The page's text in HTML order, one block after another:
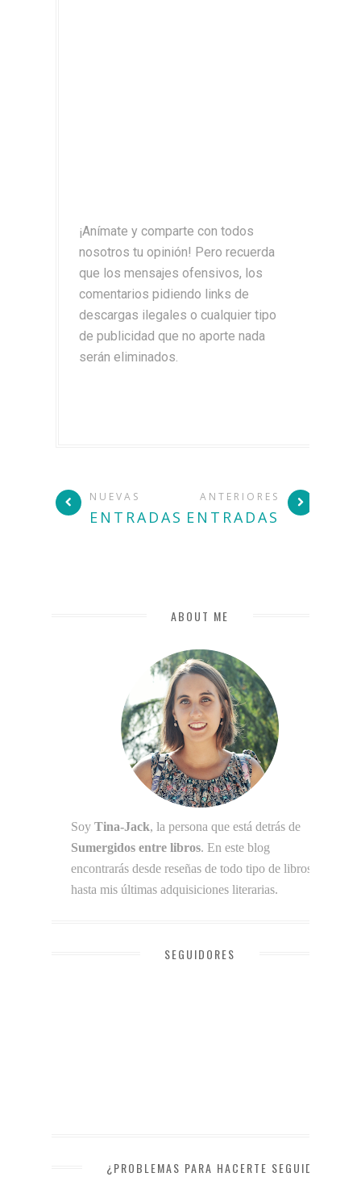
¡Anímate y comparte con todos
nosotros tu opinión! Pero recuerda
que los mensajes ofensivos, los
comentarios pidiendo links de
descargas ilegales o cualquier tipo
de publicidad que no aporte nada
serán eliminados.
NUEVAS
ENTRADAS
ANTERIORES
ENTRADAS
ABOUT ME
Soy Tina-Jack, la persona que está detrás de
Sumergidos entre libros. En este blog
encontrarás desde reseñas de todo tipo de libros
hasta mis últimas adquisiciones literarias.
SEGUIDORES
¿PROBLEMAS PARA HACERTE SEGUIDOR?